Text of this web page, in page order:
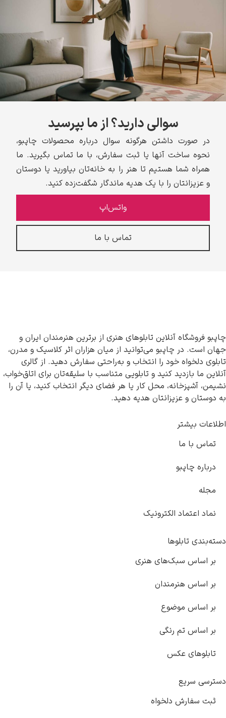
سوالی دارید؟ از ما بپرسید
در صورت داشتن هرگونه سوال درباره محصولات چاپبو،
نحوه ساخت آنها یا ثبت سفارش، با ما تماس بگیرید. ما
همراه شما هستیم تا هنر را به خانه‌تان بیاورید یا دوستان
و عزیزانتان را با یک هدیه ماندگار شگفت‌زده کنید.
واتس‌اپ
تماس با ما
چاپبو فروشگاه آنلاین تابلوهای هنری از برترین هنرمندان ایران و
جهان است. در چاپبو می‌توانید از میان هزاران اثر کلاسیک و مدرن،
تابلوی دلخواه خود را انتخاب و به‌راحتی سفارش دهید. از گالری
آنلاین ما بازدید کنید و تابلویی متناسب با سلیقه‌تان برای اتاق‌خواب،
نشیمن، آشپزخانه، محل کار یا هر فضای دیگر انتخاب کنید، یا آن را
به دوستان و عزیزانتان هدیه دهید.
اطلاعات بیشتر
تماس با ما
درباره چاپبو
مجله
نماد اعتماد الکترونیک
دسته‌بندی تابلوها
بر اساس سبک‌های هنری
بر اساس هنرمندان
بر اساس موضوع
بر اساس تم رنگی
تابلوهای عکس
دسترسی سریع
ثبت سفارش دلخواه